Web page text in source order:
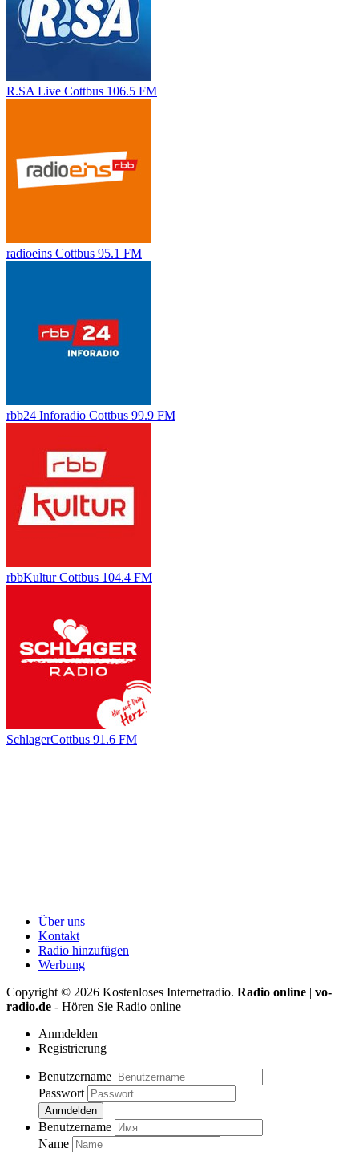
R.SA Live Cottbus 106.5 FM
radioeins Cottbus 95.1 FM
rbb24 Inforadio Cottbus 99.9 FM
rbbKultur Cottbus 104.4 FM
SchlagerCottbus 91.6 FM
Über uns
Kontakt
Radio hinzufügen
Werbung
Copyright © 2026 Kostenloses Internetradio. Radio online | vo-
radio.de - Hören Sie Radio online
Anmdelden
Registrierung
Benutzername
Passwort
Anmdelden
Benutzername
Name